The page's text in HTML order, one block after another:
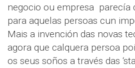
negocio ou empresa parecía
para aquelas persoas cun
Mais a invención das novas
agora que calquera persoa
os seus soños a través das